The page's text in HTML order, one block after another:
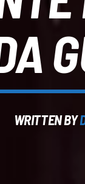
WRITTEN BY